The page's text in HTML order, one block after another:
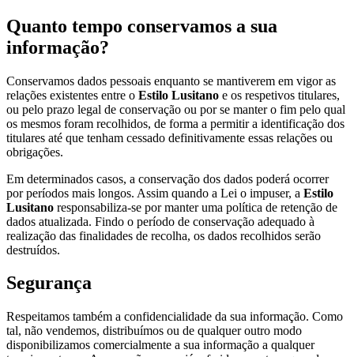
Quanto tempo conservamos a sua
informação?
Conservamos dados pessoais enquanto se mantiverem em vigor as
relações existentes entre o Estilo Lusitano e os respetivos titulares,
ou pelo prazo legal de conservação ou por se manter o fim pelo qual
os mesmos foram recolhidos, de forma a permitir a identificação dos
titulares até que tenham cessado definitivamente essas relações ou
obrigações.
Em determinados casos, a conservação dos dados poderá ocorrer
por períodos mais longos. Assim quando a Lei o impuser, a Estilo
Lusitano responsabiliza-se por manter uma política de retenção de
dados atualizada. Findo o período de conservação adequado à
realização das finalidades de recolha, os dados recolhidos serão
destruídos.
Segurança
Respeitamos também a confidencialidade da sua informação. Como
tal, não vendemos, distribuímos ou de qualquer outro modo
disponibilizamos comercialmente a sua informação a qualquer